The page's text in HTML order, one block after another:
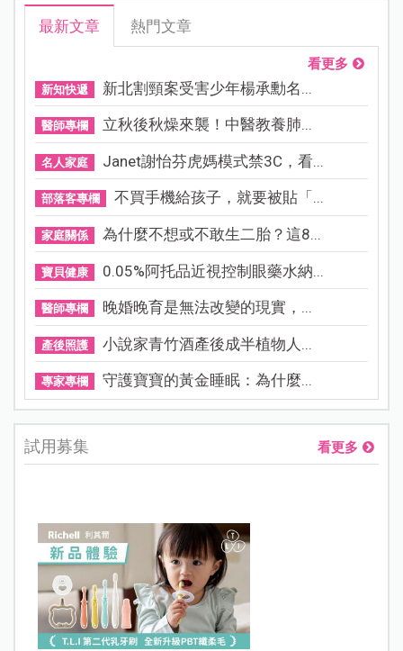
最新文章 熱門文章
看更多
新知快遞 新北割頸案受害少年楊承勳名...
醫師專欄 立秋後秋燥來襲！中醫教養肺...
名人家庭 Janet謝怡芬虎媽模式禁3C，看...
部落客專欄 不買手機給孩子，就要被貼「...
家庭關係 為什麼不想或不敢生二胎？這8...
寶貝健康 0.05%阿托品近視控制眼藥水納...
醫師專欄 晚婚晚育是無法改變的現實，...
產後照護 小說家青竹酒產後成半植物人...
專家專欄 守護寶寶的黃金睡眠：為什麼...
試用募集 看更多